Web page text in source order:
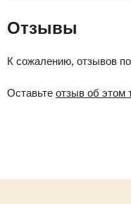
Отзывы
К сожалению, отзывов
Оставьте отзыв об этом